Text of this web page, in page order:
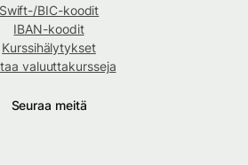
Swift-/BIC-koodit
IBAN-koodit
Kurssihälytykset
valuuttakursseja
Seuraa meitä